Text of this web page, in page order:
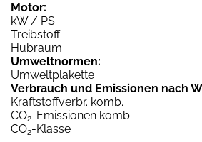
Motor:
kW / PS
Treibstoff
Hubraum
Umweltnormen:
Umweltplakette
Verbrauch und Emissionen nach
Kraftstoffverbr. komb.
CO2-Emissionen komb.
CO2-Klasse